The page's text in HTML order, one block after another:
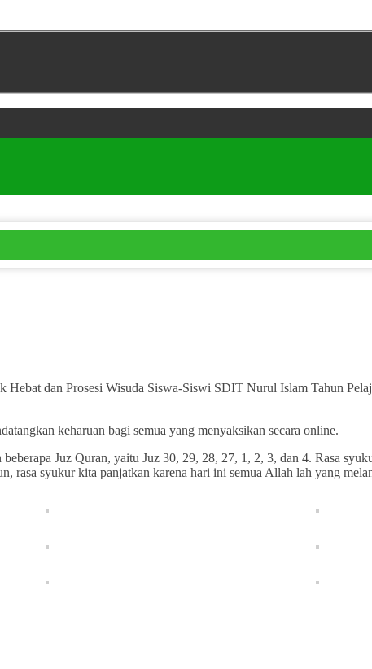
dan Prosesi Wisuda Siswa-Siswi SDIT Nurul Islam Tahun
keharuan bagi semua yang menyaksikan secara online.
Juz Quran, yaitu Juz 30, 29, 28, 27, 1, 2, 3, dan 4. Rasa
rasa syukur kita panjatkan karena hari ini semua Allah lah yang